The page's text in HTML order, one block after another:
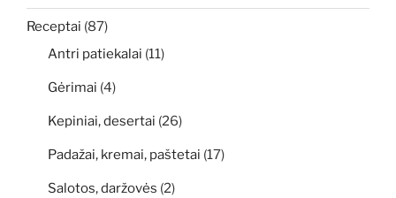
Receptai (87)
Antri patiekalai (11)
Gėrimai (4)
Kepiniai, desertai (26)
Padažai, kremai, paštetai (17)
Salotos, daržovės (2)